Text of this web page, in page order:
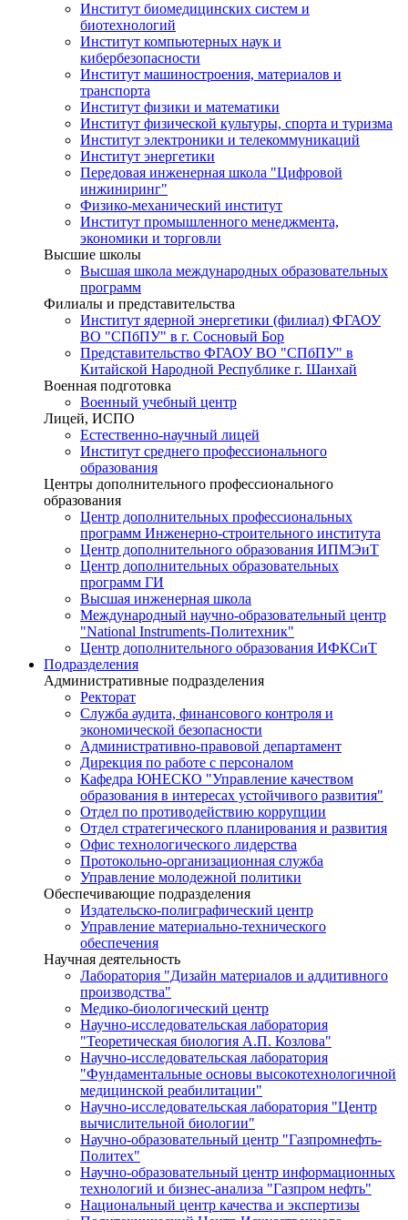
Институт биомедицинских систем и
биотехнологий
Институт компьютерных наук и
кибербезопасности
Институт машиностроения, материалов и
транспорта
Институт физики и математики
Институт физической культуры, спорта и туризма
Институт электроники и телекоммуникаций
Институт энергетики
Передовая инженерная школа "Цифровой
инжиниринг"
Физико-механический институт
Институт промышленного менеджмента,
экономики и торговли
Высшие школы
Высшая школа международных образовательных
программ
Филиалы и представительства
Институт ядерной энергетики (филиал) ФГАОУ
ВО "СПбПУ" в г. Сосновый Бор
Представительство ФГАОУ ВО "СПбПУ" в
Китайской Народной Республике г. Шанхай
Военная подготовка
Военный учебный центр
Лицей, ИСПО
Естественно-научный лицей
Институт среднего профессионального
образования
Центры дополнительного профессионального
образования
Центр дополнительных профессиональных
программ Инженерно-строительного института
Центр дополнительного образования ИПМЭиТ
Центр дополнительных образовательных
программ ГИ
Высшая инженерная школа
Международный научно-образовательный центр
"National Instruments-Политехник"
Центр дополнительного образования ИФКСиТ
Подразделения
Административные подразделения
Ректорат
Служба аудита, финансового контроля и
экономической безопасности
Административно-правовой департамент
Дирекция по работе с персоналом
Кафедра ЮНЕСКО "Управление качеством
образования в интересах устойчивого развития"
Отдел по противодействию коррупции
Отдел стратегического планирования и развития
Офис технологического лидерства
Протокольно-организационная служба
Управление молодежной политики
Обеспечивающие подразделения
Издательско-полиграфический центр
Управление материально-технического
обеспечения
Научная деятельность
Лаборатория "Дизайн материалов и аддитивного
производства"
Медико-биологический центр
Научно-исследовательская лаборатория
"Теоретическая биология А.П. Козлова"
Научно-исследовательская лаборатория
"Фундаментальные основы высокотехнологичной
медицинской реабилитации"
Научно-исследовательская лаборатория "Центр
вычислительной биологии"
Научно-образовательный центр "Газпромнефть-
Политех"
Научно-образовательный центр информационных
технологий и бизнес-анализа "Газпром нефть"
Национальный центр качества и экспертизы